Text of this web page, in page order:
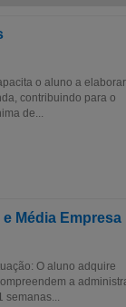
o aluno a
contribuindo para o
de...
Média Empresa
O aluno adquire
a
semanas...